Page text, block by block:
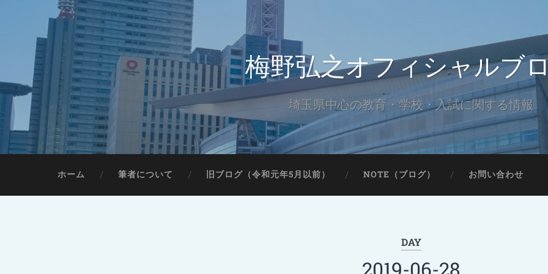
梅野弘之オフィシャルブ
埼玉県中心の教育・学校・入試に関する情報
ホーム 筆者について 旧ブログ（令和元年5月以前） NOTE（ブログ） お問い合わせ
DAY